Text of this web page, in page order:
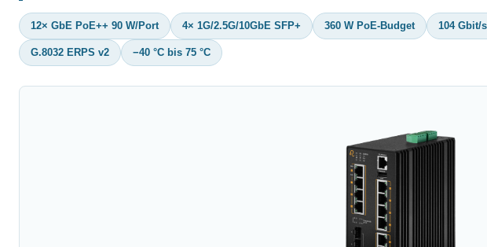
12× GbE PoE++ 90 W/Port 4× 1G/2.5G/10GbE SFP+ 360 W PoE-Budget 104 Gbit/
G.8032 ERPS v2 −40 °C bis 75 °C